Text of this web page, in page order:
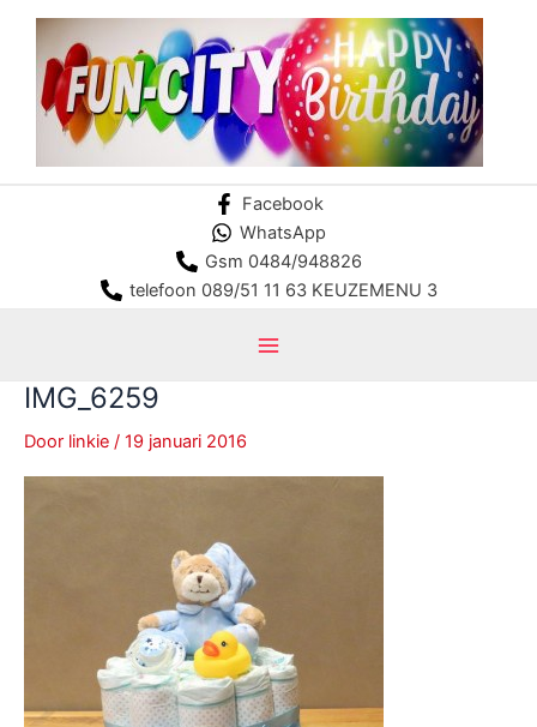
inhoud
Facebook
WhatsApp
Gsm 0484/948826
telefoon 089/51 11 63 KEUZEMENU 3
IMG_6259
Door linkie / 19 januari 2016